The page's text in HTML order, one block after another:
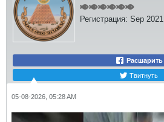
Регистрация: Sep 2021
Расшарить
Твитнуть
05-08-2026, 05:28 AM